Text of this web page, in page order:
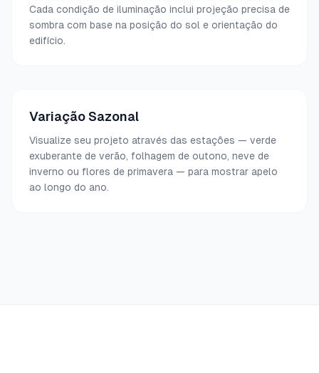
Cada condição de iluminação inclui projeção precisa de
sombra com base na posição do sol e orientação do
edifício.
Variação Sazonal
Visualize seu projeto através das estações — verde
exuberante de verão, folhagem de outono, neve de
inverno ou flores de primavera — para mostrar apelo
ao longo do ano.